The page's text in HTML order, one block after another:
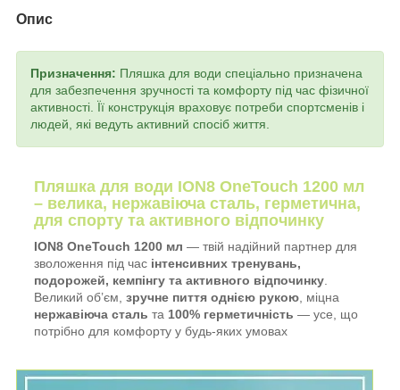
Опис
Призначення: Пляшка для води спеціально призначена
для забезпечення зручності та комфорту під час фізичної
активності. Її конструкція враховує потреби спортсменів і
людей, які ведуть активний спосіб життя.
Пляшка для води ION8 OneTouch 1200 мл
– велика, нержавіюча сталь, герметична,
для спорту та активного відпочинку
ION8 OneTouch 1200 мл — твій надійний партнер для
зволоження під час інтенсивних тренувань,
подорожей, кемпінгу та активного відпочинку
Великий об’єм, зручне пиття однією рукою , міцна
нержавіюча сталь та 100% герметичність — усе, що
потрібно для комфорту у будь-яких умовах